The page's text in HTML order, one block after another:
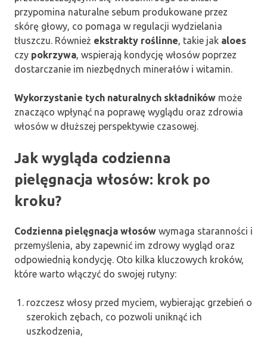
przypomina naturalne sebum produkowane przez
skórę głowy, co pomaga w regulacji wydzielania
tłuszczu. Również ekstrakty roślinne, takie jak aloes
czy pokrzywa, wspierają kondycję włosów poprzez
dostarczanie im niezbędnych minerałów i witamin.
Wykorzystanie tych naturalnych składników może
znacząco wpłynąć na poprawę wyglądu oraz zdrowia
włosów w dłuższej perspektywie czasowej.
Jak wygląda codzienna
pielęgnacja włosów: krok po
kroku?
Codzienna pielęgnacja włosów wymaga staranności i
przemyślenia, aby zapewnić im zdrowy wygląd oraz
odpowiednią kondycję. Oto kilka kluczowych kroków,
które warto włączyć do swojej rutyny:
rozczesz włosy przed myciem, wybierając grzebień o
szerokich zębach, co pozwoli uniknąć ich
uszkodzenia,